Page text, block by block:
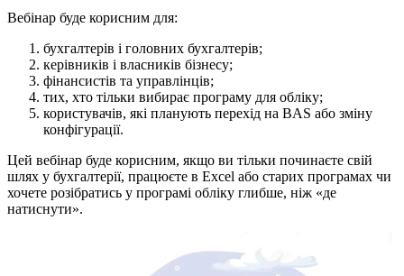
Вебінар буде корисним для:
бухгалтерів і головних бухгалтерів;
керівників і власників бізнесу;
фінансистів та управлінців;
тих, хто тільки вибирає програму для обліку;
користувачів, які планують перехід на BAS або зміну
конфігурації.
Цей вебінар буде корисним, якщо ви тільки починаєте свій
шлях у бухгалтерії, працюєте в Excel або старих програмах чи
хочете розібратись у програмі обліку глибше, ніж «де
натиснути».